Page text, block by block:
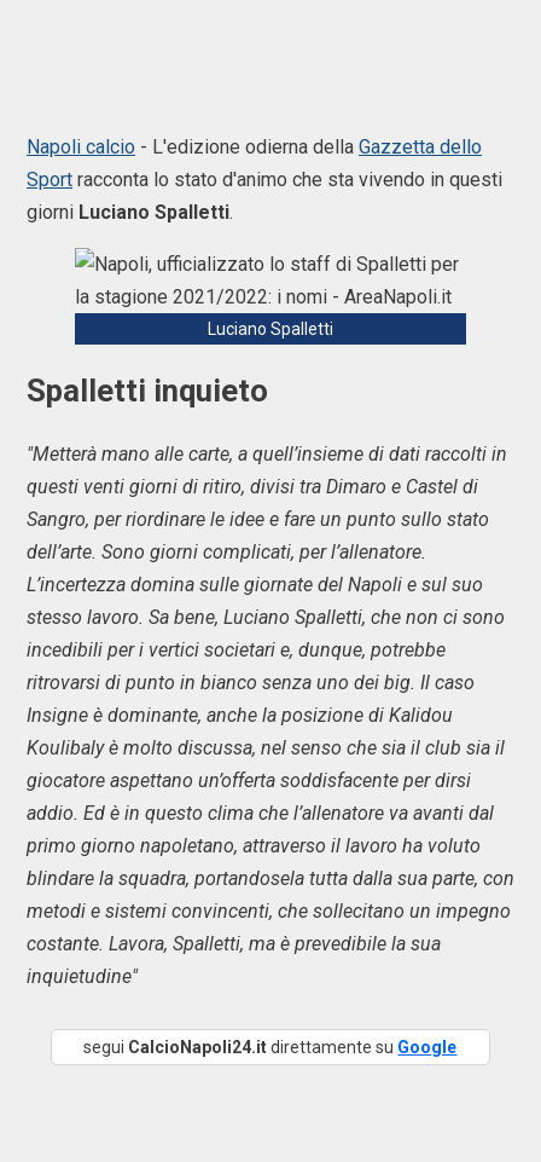
Napoli calcio - L'edizione odierna della Gazzetta dello
Sport racconta lo stato d'animo che sta vivendo in questi
giorni Luciano Spalletti.
Luciano Spalletti
Spalletti inquieto
"Metterà mano alle carte, a quell’insieme di dati raccolti in
questi venti giorni di ritiro, divisi tra Dimaro e Castel di
Sangro, per riordinare le idee e fare un punto sullo stato
dell’arte. Sono giorni complicati, per l’allenatore.
L’incertezza domina sulle giornate del Napoli e sul suo
stesso lavoro. Sa bene, Luciano Spalletti, che non ci sono
incedibili per i vertici societari e, dunque, potrebbe
ritrovarsi di punto in bianco senza uno dei big. Il caso
Insigne è dominante, anche la posizione di Kalidou
Koulibaly è molto discussa, nel senso che sia il club sia il
giocatore aspettano un’offerta soddisfacente per dirsi
addio. Ed è in questo clima che l’allenatore va avanti dal
primo giorno napoletano, attraverso il lavoro ha voluto
blindare la squadra, portandosela tutta dalla sua parte, con
metodi e sistemi convincenti, che sollecitano un impegno
costante. Lavora, Spalletti, ma è prevedibile la sua
inquietudine"
segui CalcioNapoli24.itdirettamente su Google